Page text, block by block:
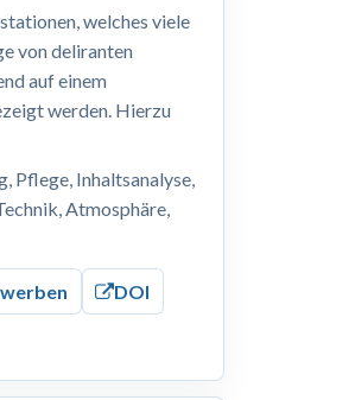
welches viele
von deliranten
auf einem
werden. Hierzu
Pflege, Inhaltsanalyse,
Atmosphäre,
DOI